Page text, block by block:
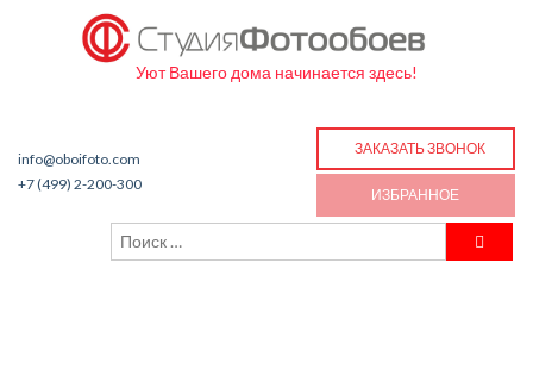
Уют Вашего дома начинается здесь!
info@oboifoto.com
+7 (499) 2-200-300
ЗАКАЗАТЬ ЗВОНОК
ИЗБРАННОЕ